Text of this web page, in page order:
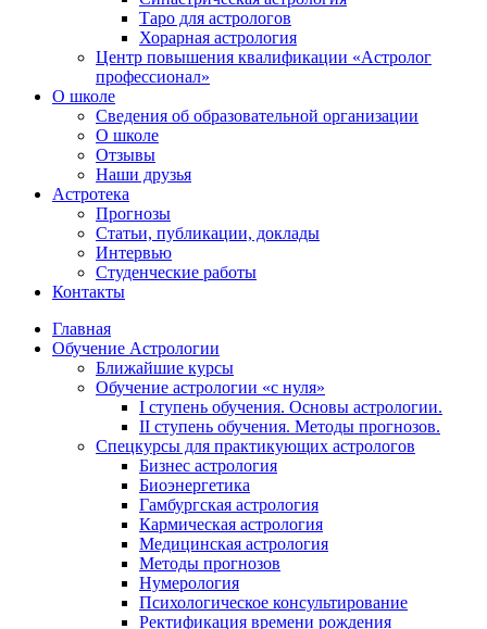
Таро для астрологов
Хорарная астрология
Центр повышения квалификации «Астролог
профессионал»
О школе
Сведения об образовательной организации
О школе
Отзывы
Наши друзья
Астротека
Прогнозы
Статьи, публикации, доклады
Интервью
Студенческие работы
Контакты
Главная
Обучение Астрологии
Ближайшие курсы
Обучение астрологии «с нуля»
I ступень обучения. Основы астрологии.
II ступень обучения. Методы прогнозов.
Спецкурсы для практикующих астрологов
Бизнес астрология
Биоэнергетика
Гамбургская астрология
Кармическая астрология
Медицинская астрология
Методы прогнозов
Нумерология
Психологическое консультирование
Ректификация времени рождения